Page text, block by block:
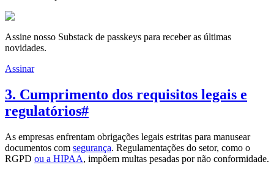
Assine nosso Substack de passkeys para receber as últimas
novidades.
Assinar
3. Cumprimento dos requisitos legais e
regulatórios#
As empresas enfrentam obrigações legais estritas para manusear
documentos com segurança. Regulamentações do setor, como o
RGPD ou a HIPAA, impõem multas pesadas por não conformidade.